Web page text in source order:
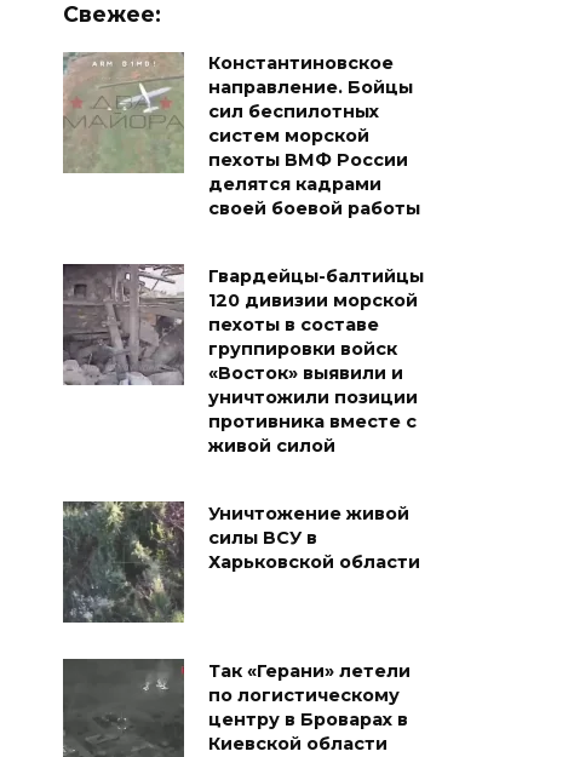
Свежее:
Константиновское
направление. Бойцы
сил беспилотных
систем морской
пехоты ВМФ России
делятся кадрами
своей боевой работы
Гвардейцы-балтийцы
120 дивизии морской
пехоты в составе
группировки войск
«Восток» выявили и
уничтожили позиции
противника вместе с
живой силой
Уничтожение живой
силы ВСУ в
Харьковской области
Так «Герани» летели
по логистическому
центру в Броварах в
Киевской области